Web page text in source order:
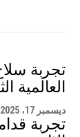
تجربة
العالمية
ديسمبر 17، 2025
تجربة